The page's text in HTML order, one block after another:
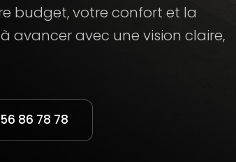
budget, votre confort et la
à avancer avec une vision claire,
86 78 78